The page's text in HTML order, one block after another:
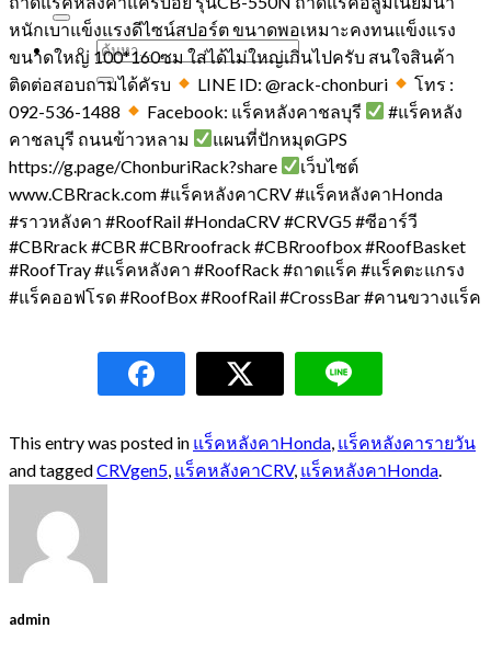
หนักเบาแข็งแรงดีไซน์สปอร์ต ขนาดพอเหมาะคงทนแข็งแรง
ขนาดใหญ่ 100*160ซม ใส่ได้ไม่ใหญ่เกินไปครับ สนใจสินค้า
ติดต่อสอบถามได้คัรบ
LINE ID: @rack-chonburi
โทร :
092-536-1488
Facebook: แร็คหลังคาชลบุรี
#แร็คหลัง
คาชลบุรี ถนนข้าวหลาม
แผนที่ปักหมุดGPS
https://g.page/ChonburiRack?share
เว็บไซต์
www.CBRrack.com #แร็คหลังคาCRV #แร็คหลังคาHonda
#ราวหลังคา #RoofRail #HondaCRV #CRVG5 #ซีอาร์วี
#CBRrack #CBR #CBRroofrack #CBRroofbox #RoofBasket
#RoofTray #แร็คหลังคา #RoofRack #ถาดแร็ค #แร็คตะแกรง
#แร็คออฟโรด #RoofBox #RoofRail #CrossBar #คานขวางแร็ค
This entry was posted in แร็คหลังคาHonda, แร็คหลังคารายวัน
and taggedCRVgen5, แร็คหลังคาCRV, แร็คหลังคาHonda.
admin